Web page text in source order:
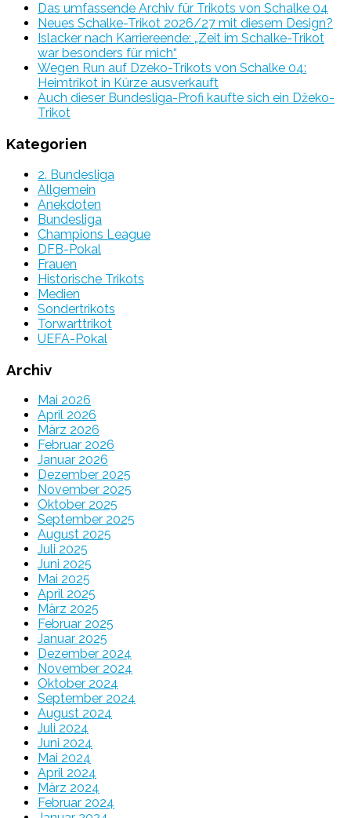
Das umfassende Archiv für Trikots von Schalke 04
Neues Schalke-Trikot 2026/27 mit diesem Design?
Islacker nach Karriereende: „Zeit im Schalke-Trikot
war besonders für mich“
Wegen Run auf Dzeko-Trikots von Schalke 04:
Heimtrikot in Kürze ausverkauft
Auch dieser Bundesliga-Profi kaufte sich ein Džeko-
Trikot
Kategorien
2. Bundesliga
Allgemein
Anekdoten
Bundesliga
Champions League
DFB-Pokal
Frauen
Historische Trikots
Medien
Sondertrikots
Torwarttrikot
UEFA-Pokal
Archiv
Mai 2026
April 2026
März 2026
Februar 2026
Januar 2026
Dezember 2025
November 2025
Oktober 2025
September 2025
August 2025
Juli 2025
Juni 2025
Mai 2025
April 2025
März 2025
Februar 2025
Januar 2025
Dezember 2024
November 2024
Oktober 2024
September 2024
August 2024
Juli 2024
Juni 2024
Mai 2024
April 2024
März 2024
Februar 2024